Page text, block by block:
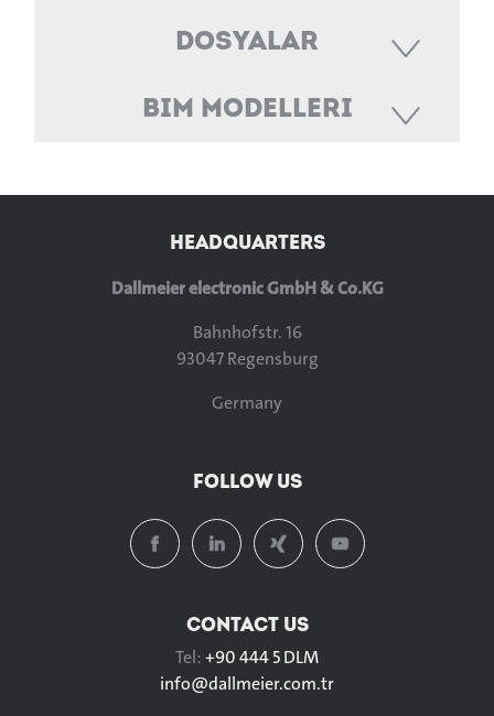
Dosyalar
BIM Modelleri
HEADQUARTERS
Dallmeier electronic GmbH & Co.KG
Bahnhofstr. 16
93047 Regensburg
Germany
FOLLOW US
CONTACT US
Tel:+90 444 5 DLM
info@dallmeier.com.tr